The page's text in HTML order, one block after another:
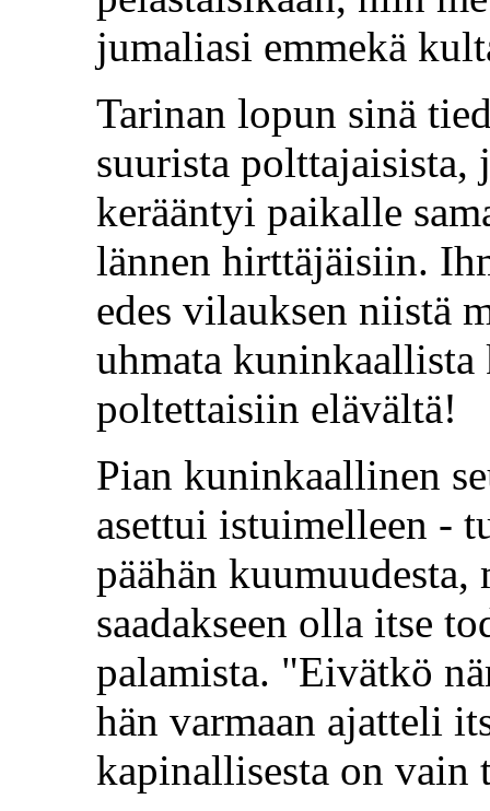
jumaliasi emmekä
Tarinan lopun sinä
suurista
kerääntyi paikalle
lännen hirttäjäisiin.
edes vilauksen niistä
uhmata
poltettaisiin elävältä!
Pian kuninkaallinen
asettui istuimelleen -
päähän
saadakseen olla itse
palamista. "Eivätkö
hän varmaan ajatteli
kapinallisesta on